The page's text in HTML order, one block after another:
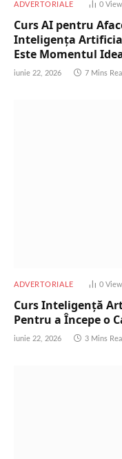
ADVERTORIALE 0
Curs AI pentru
Inteligența
Este Momentul
iunie 22, 2026 7 Mins
ADVERTORIALE 0
Curs Inteligență
Pentru a Începe o
iunie 22, 2026 3 Mins